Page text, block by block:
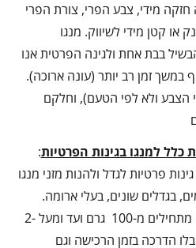
מידי, צבע הפרי, צורת הפרי
או קטן מידי לשיווק. מנגו
בבת אחת ולגינה הפרטית אנו
במשך זמן רב יותר (עונה ארוכה).
הצבע ולא לפי הטעם), וחלקם
כלל למנגו בגינות הפרטיות:
פרטיות לגדל ולהנות מזני מנגו
בגדלים שונים, בעלי ארומה.
הגדלים של סוגי המנגו אצלנו מתחילים מ-100 גרם ועד ומעל -2
הדרכה בזמן הרכישה וגם